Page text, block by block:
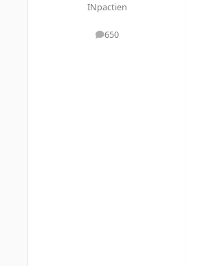
INpactien
650
messages